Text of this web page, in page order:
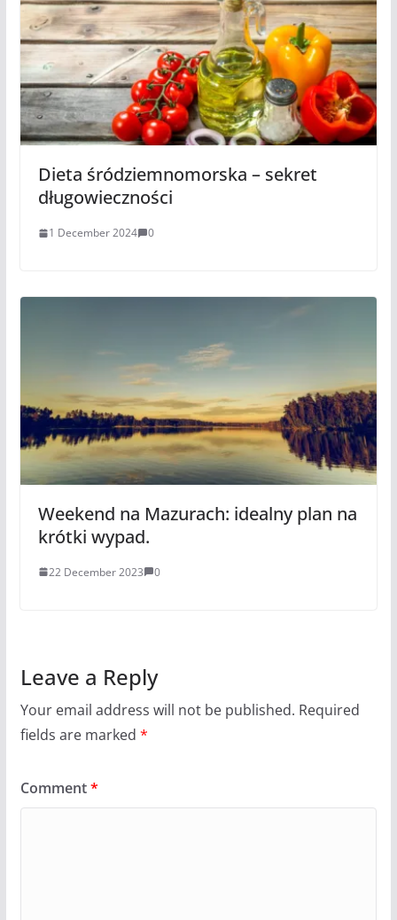
Dieta śródziemnomorska – sekret
długowieczności
1 December 2024 0
Weekend na Mazurach: idealny plan na
krótki wypad.
22 December 2023 0
Leave a Reply
Your email address will not be published. Required
fields are marked *
Comment*